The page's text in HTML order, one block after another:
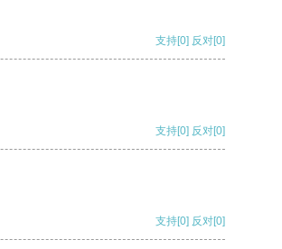
支持[0] 反对[0]
支持[0] 反对[0]
支持[0] 反对[0]